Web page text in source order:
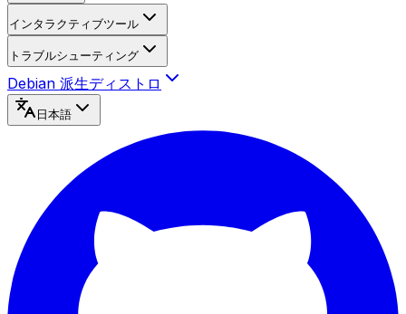
インタラクティブツール
トラブルシューティング
Debian 派生ディストロ
日本語